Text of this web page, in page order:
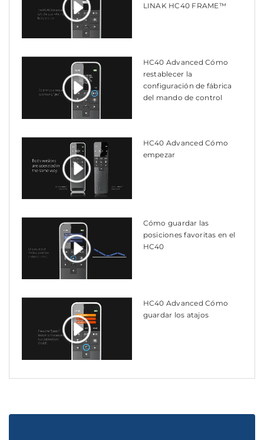
LINAK HC40 FRAME™
HC40 Advanced Cómo
restablecer la
configuración de fábrica
del mando de control
HC40 Advanced Cómo
empezar
Cómo guardar las
posiciones favoritas en el
HC40
HC40 Advanced Cómo
guardar los atajos